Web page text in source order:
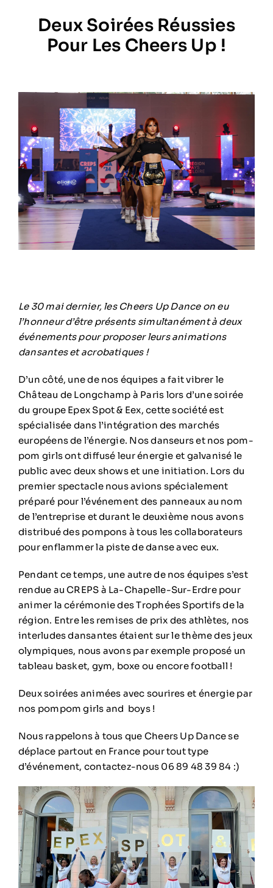
Prestations
Formation
Contact
Deux Soirées Réussies
Pour Les Cheers Up !
Le 30 mai dernier, les Cheers Up Dance on eu
l’honneur d’être présents simultanément à deux
événements pour proposer leurs animations
dansantes et acrobatiques !
D’un côté, une de nos équipes a fait vibrer le
Château de Longchamp à Paris lors d’une soirée
du groupe Epex Spot & Eex, cette société est
spécialisée dans l’intégration des marchés
européens de l’énergie. Nos danseurs et nos pom-
pom girls ont diffusé leur énergie et galvanisé le
public avec deux shows et une initiation. Lors du
premier spectacle nous avions spécialement
préparé pour l’événement des panneaux au nom
de l’entreprise et durant le deuxième nous avons
distribué des pompons à tous les collaborateurs
pour enflammer la piste de danse avec eux.
Pendant ce temps, une autre de nos équipes s’est
rendue au CREPS à La-Chapelle-Sur-Erdre pour
animer la cérémonie des Trophées Sportifs de la
région. Entre les remises de prix des athlètes, nos
interludes dansantes étaient sur le thème des jeux
olympiques, nous avons par exemple proposé un
tableau basket, gym, boxe ou encore football !
Deux soirées animées avec sourires et énergie par
nos pompom girls and boys !
Nous rappelons à tous que Cheers Up Dance se
déplace partout en France pour tout type
d’événement, contactez-nous 06 89 48 39 84 :)